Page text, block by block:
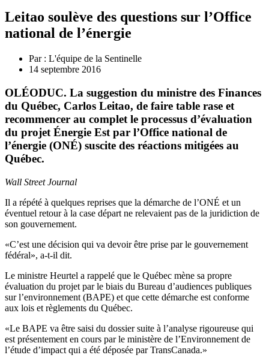
Leitao soulève des questions sur l’Office
national de l’énergie
Par : L'équipe de la Sentinelle
14 septembre 2016
OLÉODUC. La suggestion du ministre des Finances
du Québec, Carlos Leitao, de faire table rase et
recommencer au complet le processus d’évaluation
du projet Énergie Est par l’Office national de
l’énergie (ONÉ) suscite des réactions mitigées au
Québec.
Wall Street Journal
Il a répété à quelques reprises que la démarche de l’ONÉ et un
éventuel retour à la case départ ne relevaient pas de la juridiction de
son gouvernement.
«C’est une décision qui va devoir être prise par le gouvernement
fédéral», a-t-il dit.
Le ministre Heurtel a rappelé que le Québec mène sa propre
évaluation du projet par le biais du Bureau d’audiences publiques
sur l’environnement (BAPE) et que cette démarche est conforme
aux lois et règlements du Québec.
«Le BAPE va être saisi du dossier suite à l’analyse rigoureuse qui
est présentement en cours par le ministère de l’Environnement de
l’étude d’impact qui a été déposée par TransCanada.»